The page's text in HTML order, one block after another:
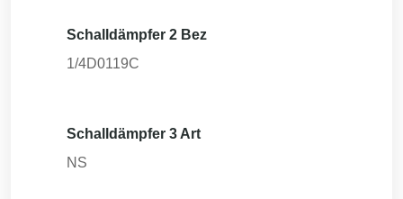
Schalldämpfer 2 Bez
1/4D0119C
Schalldämpfer 3 Art
NS